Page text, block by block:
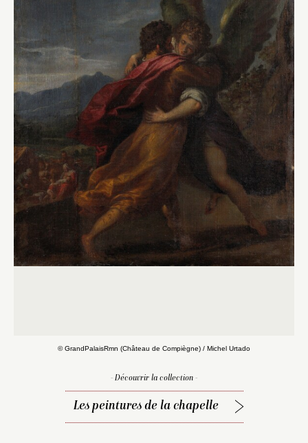
© GrandPalaisRmn (Château de Compiègne) / Michel Urtado
- Découvrir la collection -
Les peintures de la chapelle